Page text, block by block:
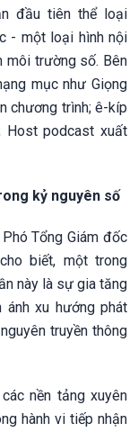
đầu tiên thể loại
- một loại hình nội
môi trường số. Bên
mục như Giọng
chương trình; ê-kíp
Host podcast xuất
kỷ nguyên số
Tổng Giám đốc
biết, một trong
này là sự gia tăng
xu hướng phát
truyền thông
nền tảng xuyên
hành vi tiếp nhận